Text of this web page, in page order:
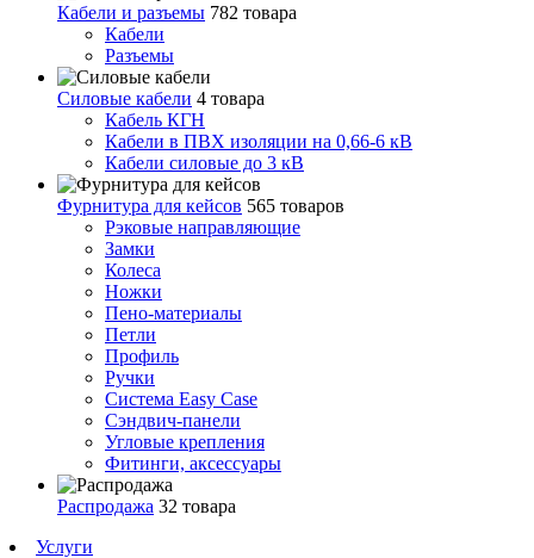
Кабели и разъемы 782 товара
Кабели
Разъемы
Силовые кабели 4 товара
Кабель КГН
Кабели в ПВХ изоляции на 0,66-6 кВ
Кабели силовые до 3 кВ
Фурнитура для кейсов 565 товаров
Рэковые направляющие
Замки
Колеса
Ножки
Пено-материалы
Петли
Профиль
Ручки
Система Easy Case
Сэндвич-панели
Угловые крепления
Фитинги, аксессуары
Распродажа 32 товара
Услуги